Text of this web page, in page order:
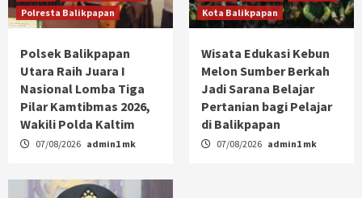
Polresta Balikpapan
Polsek Balikpapan
Utara Raih Juara I
Nasional Lomba Tiga
Pilar Kamtibmas 2026,
Wakili Polda Kaltim
07/08/2026 admin1 mk
Kota Balikpapan
Wisata Edukasi Kebun
Melon Sumber Berkah
Jadi Sarana Belajar
Pertanian bagi Pelajar
di Balikpapan
07/08/2026 admin1 mk